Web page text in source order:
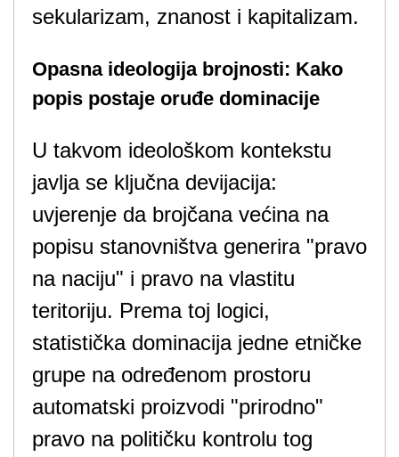
sekularizam, znanost i kapitalizam.
Opasna ideologija brojnosti: Kako
popis postaje oruđe dominacije
U takvom ideološkom kontekstu
javlja se ključna devijacija:
uvjerenje da brojčana većina na
popisu stanovništva generira "pravo
na naciju" i pravo na vlastitu
teritoriju. Prema toj logici,
statistička dominacija jedne etničke
grupe na određenom prostoru
automatski proizvodi "prirodno"
pravo na političku kontrolu tog